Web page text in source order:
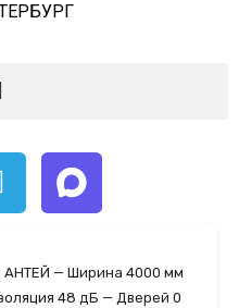
АНТЕЙ — Ширина 4000 мм
48 дБ — Дверей 0